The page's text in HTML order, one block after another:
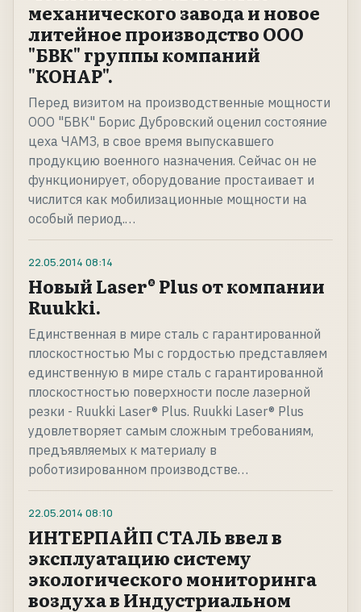
механического завода и новое
литейное производство ООО
"БВК" группы компаний
"КОНАР".
Перед визитом на производственные мощности
ООО "БВК" Борис Дубровский оценил состояние
цеха ЧАМЗ, в свое время выпускавшего
продукцию военного назначения. Сейчас он не
функционирует, оборудование простаивает и
числится как мобилизационные мощности на
особый период.…
22.05.2014 08:14
Новый Laser® Plus от компании
Ruukki.
Единственная в мире сталь с гарантированной
плоскостностью Мы с гордостью представляем
единственную в мире сталь с гарантированной
плоскостностью поверхности после лазерной
резки - Ruukki Laser® Plus. Ruukki Laser® Plus
удовлетворяет самым сложным требованиям,
предъявляемых к материалу в
роботизированном производстве…
22.05.2014 08:10
ИНТЕРПАЙП СТАЛЬ ввел в
эксплуатацию систему
экологического мониторинга
воздуха в Индустриальном